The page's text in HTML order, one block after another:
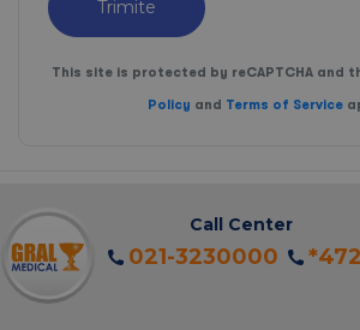
Trimite
This site is protected by reCAPTCHA and
Policy and Terms of Service
Call Center
021-3230000